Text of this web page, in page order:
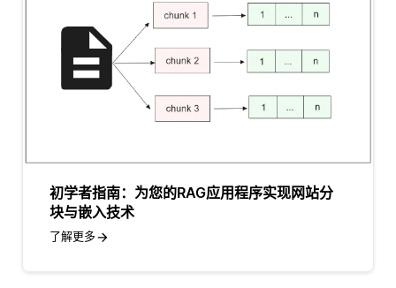
初学者指南：为您的RAG应用程序实现网站分
块与嵌入技术
了解更多